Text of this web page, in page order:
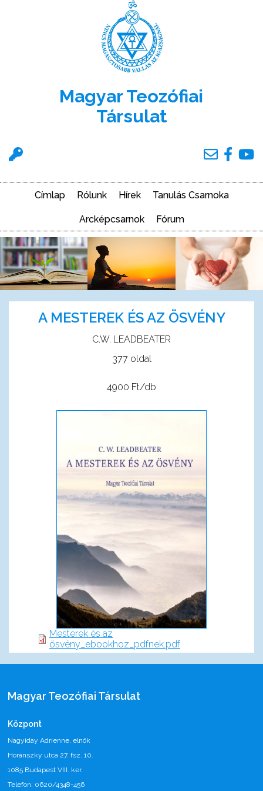
Felhasználói
Magyar Teozófiai
Társulat
Címlap Rólunk Hírek Tanulás Csarnoka
Arcképcsarnok Fórum
A MESTEREK ÉS AZ ÖSVÉNY
C.W. LEADBEATER
377 oldal
4900 Ft/db
Mesterek és az
ösvény_ebookhoz_pdfnek.pdf
Magyar Teozófiai Társulat
Központ
Nagyiday Adrienne, elnök
Horánszky utca 27. fsz. 10.
1085 Budapest VIII. ker.
Telefon: 0620/4348-456